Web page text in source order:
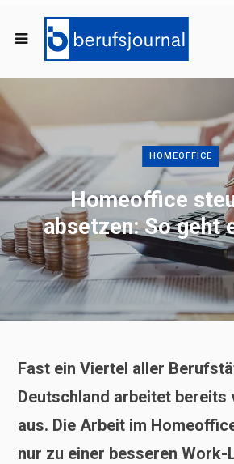
HOMEOFFICE
Homeoffice
absetzen: So geht
Fast ein Viertel aller
Deutschland arbeitet bereits
aus. Die Arbeit im
nur zu einer besseren Work-